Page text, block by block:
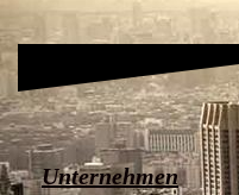
Unternehmen